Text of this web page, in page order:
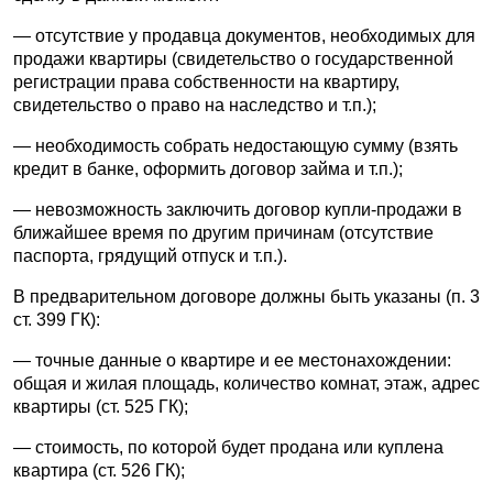
— отсутствие у продавца документов, необходимых для
продажи квартиры (свидетельство о государственной
регистрации права собственности на квартиру,
свидетельство о право на наследство и т.п.);
— необходимость собрать недостающую сумму (взять
кредит в банке, оформить договор займа и т.п.);
— невозможность заключить договор купли-продажи в
ближайшее время по другим причинам (отсутствие
паспорта, грядущий отпуск и т.п.).
В предварительном договоре должны быть указаны (п. 3
ст. 399 ГК):
— точные данные о квартире и ее местонахождении:
общая и жилая площадь, количество комнат, этаж, адрес
квартиры (ст. 525 ГК);
— стоимость, по которой будет продана или куплена
квартира (ст. 526 ГК);